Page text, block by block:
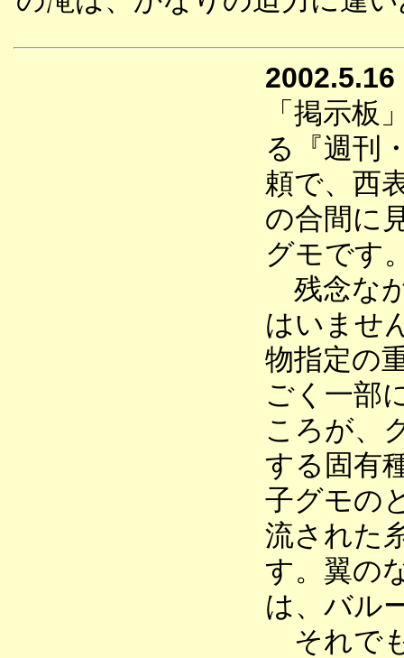
2002.5.16
「掲示板
る『週刊
頼で、西
の合間に
グモです
残念な
はいませ
物指定の
ごく一部
ころが、
する固有
子グモの
流された
す。翼の
は、バル
それで